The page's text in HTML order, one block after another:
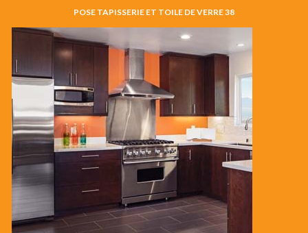
POSE TAPISSERIE ET TOILE DE VERRE 38